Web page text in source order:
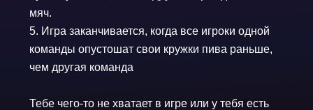
мяч.
Игра заканчивается, когда все игроки одной
команды опустошат свои кружки пива раньше,
чем другая команда
Тебе чего-то не хватает в игре или у тебя есть